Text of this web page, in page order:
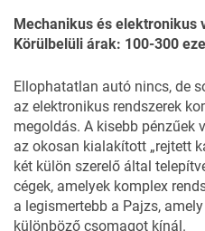
Mechanikus és
Körülbelüli árak: 100-300
Ellophatatlan autó nincs, de
az elektronikus rendszerek
megoldás. A kisebb
az okosan kialakított „rejtett
két külön szerelő által
cégek, amelyek komplex
a legismertebb a Pajzs,
különböző csomagot kínál.